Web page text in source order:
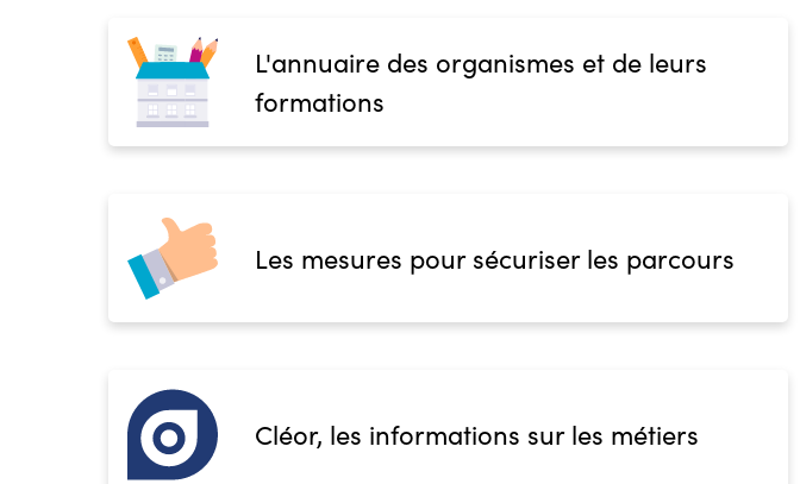
L'annuaire des organismes et de leurs
formations
Les mesures pour sécuriser les parcours
Cléor, les informations sur les métiers